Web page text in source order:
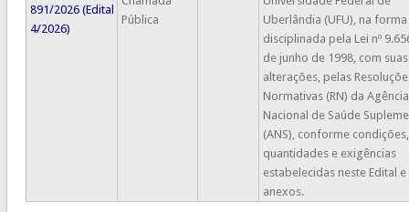
891/2026 (Edital
4/2026)
Pública
Uberlândia (UFU), na forma
disciplinada pela Lei nº
de junho de 1998, com suas
alterações, pelas
Normativas (RN) da Agência
Nacional de Saúde
(ANS), conforme condições,
quantidades e exigências
estabelecidas neste Edital e
anexos.